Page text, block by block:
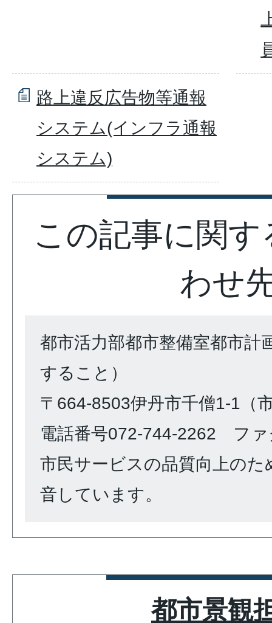
路上違反広告物等通報
システム(インフラ通報
システム)
この記事に関
わせ
都市活力部都市整備室都市計
すること）
〒664-8503伊丹市千僧1-1（
電話番号072-744-2262 ファ
市民サービスの品質向上のた
音しています。
都市景観